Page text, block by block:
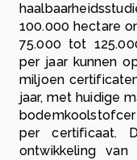
100.000 hectare
75.000 tot
per jaar kunnen
miljoen
jaar, met huidige
per certificaat.
ontwikkeling